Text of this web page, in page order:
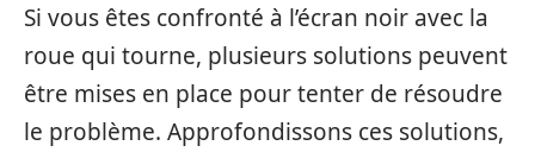
Si vous êtes confronté à l’écran noir avec la
roue qui tourne, plusieurs solutions peuvent
être mises en place pour tenter de résoudre
le problème. Approfondissons ces solutions,